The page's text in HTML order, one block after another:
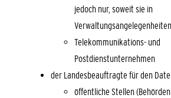
jedoch nur, soweit sie in
Telekommunikations- und
Postdienstunternehmen
der Landesbeauftragte für den
öffentliche Stellen